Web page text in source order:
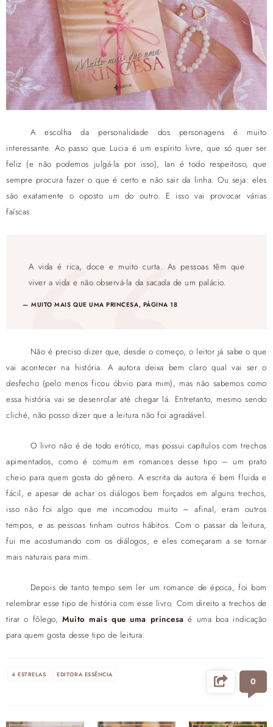
A escolha da personalidade dos personagens é muito
interessante. Ao passo que Lucia é um espírito livre, que só quer ser
feliz (e não podemos julgá-la por isso), Ian é todo respeitoso, que
sempre procura fazer o que é certo e não sair da linha. Ou seja: eles
são exatamente o oposto um do outro. E isso vai provocar várias
faíscas.
A vida é rica, doce e muito curta. As pessoas têm que
viver a vida e não observá-la da sacada de um palácio.
MUITO MAIS QUE UMA PRINCESA, PÁGINA 18
Não é preciso dizer que, desde o começo, o leitor já sabe o que
vai acontecer na história. A autora deixa bem claro qual vai ser o
desfecho (pelo menos ficou óbvio para mim), mas não sabemos como
essa história vai se desenrolar até chegar lá. Entretanto, mesmo sendo
cliché, não posso dizer que a leitura não foi agradável.
O livro não é de todo erótico, mas possui capítulos com trechos
apimentados, como é comum em romances desse tipo – um prato
cheio para quem gosta do gênero. A escrita da autora é bem fluida e
fácil, e apesar de achar os diálogos bem forçados em alguns trechos,
isso não foi algo que me incomodou muito – afinal, eram outros
tempos, e as pessoas tinham outros hábitos. Com o passar da leitura,
fui me acostumando com os diálogos, e eles começaram a se tornar
mais naturais para mim.
Depois de tanto tempo sem ler um romance de época, foi bom
relembrar esse tipo de história com esse livro. Com direito a trechos de
tirar o fôlego, Muito mais que uma princesa é uma boa indicação
para quem gosta desse tipo de leitura.
4 ESTRELAS EDITORA ESSÊNCIA
0